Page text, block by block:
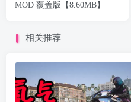
MOD 覆盖版【8.60MB】
相关推荐